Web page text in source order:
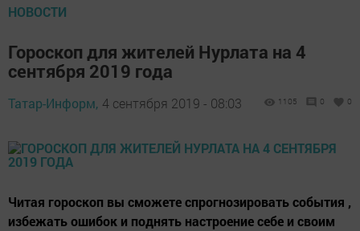
НОВОСТИ
Гороскоп для жителей Нурлата на 4
сентября 2019 года
Татар-Информ, 4 сентября 2019 - 08:03 1105 0 0
Читая гороскоп вы сможете спрогнозировать события ,
избежать ошибок и поднять настроение себе и своим